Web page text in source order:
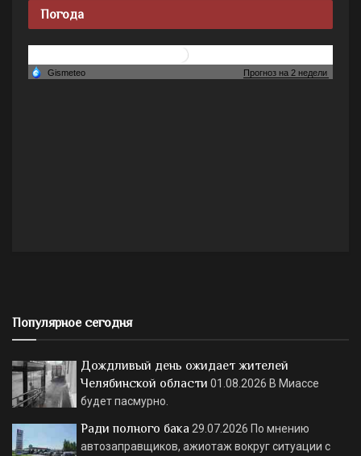
Погода
Популярное сегодня
Дождливый день ожидает жителей
Челябинской области 01.08.2026 В Миассе
будет пасмурно.
Ради полного бака 29.07.2026 По мнению
автозаправщиков, ажиотаж вокруг ситуации с